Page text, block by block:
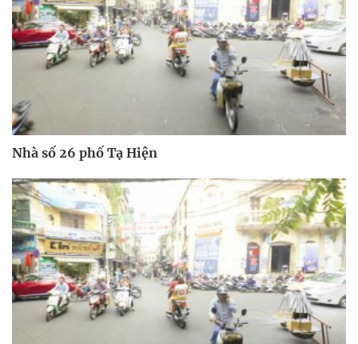
Nhà số 26 phố Tạ Hiện